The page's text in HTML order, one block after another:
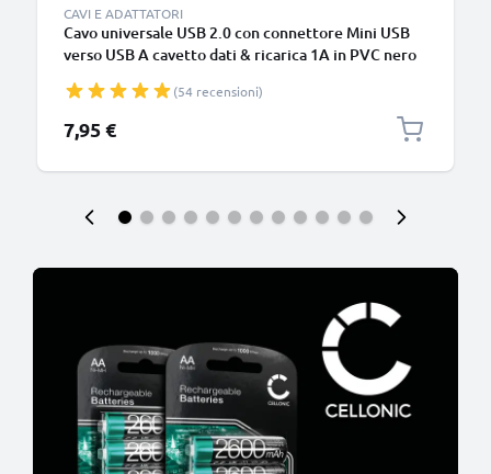
CAVI E ADATTATORI
Cavo universale USB 2.0 con connettore Mini USB
verso USB A cavetto dati & ricarica 1A in PVC nero
(54 recensioni)
7,95 €